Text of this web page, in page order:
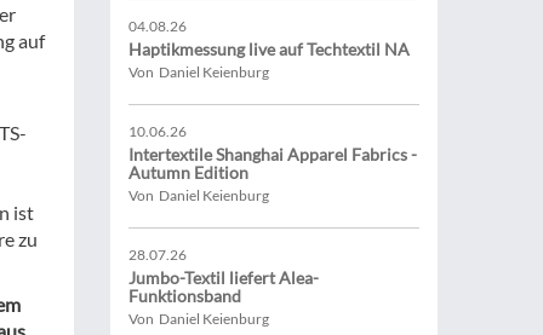
auf
ist
zu
04.08.26
Haptikmessung live auf Techtextil NA
Von Daniel Keienburg
10.06.26
Intertextile Shanghai Apparel Fabrics -
Autumn Edition
Von Daniel Keienburg
28.07.26
Jumbo-Textil liefert Alea-
Funktionsband
Von Daniel Keienburg